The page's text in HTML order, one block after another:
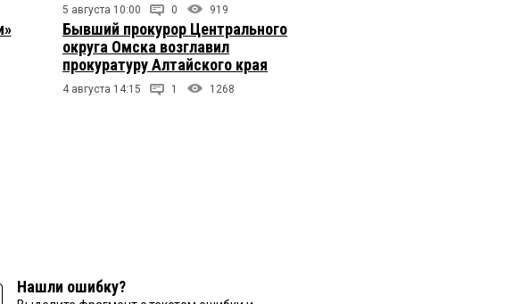
5 августа 10:00 0 919
Бывший прокурор Центрального
округа Омска возглавил
прокуратуру Алтайского края
4 августа 14:15 1 1268
Нашли ошибку?